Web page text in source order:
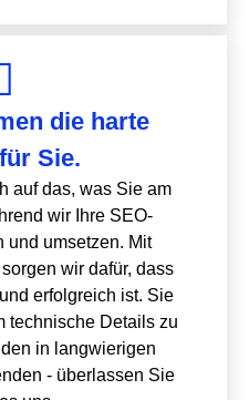
die harte
Sie.
auf das, was Sie am
wir Ihre SEO-
und umsetzen. Mit
wir dafür, dass
erfolgreich ist. Sie
technische Details zu
in langwierigen
- überlassen Sie